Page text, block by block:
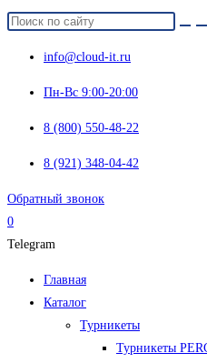
info@cloud-it.ru
Пн-Вс 9:00-20:00
8 (800) 550-48-22
8 (921) 348-04-42
Обратный звонок
0
Telegram
Меню
Главная
Каталог
Турникеты
Турникеты